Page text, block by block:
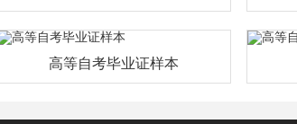
高等自考毕业证样本